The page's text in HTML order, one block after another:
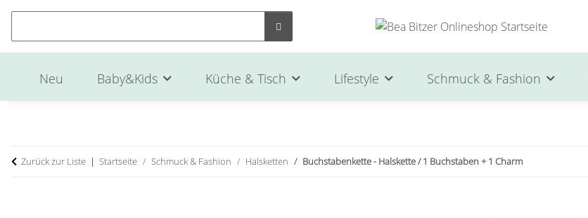
Neu Baby&Kids Küche & Tisch Lifestyle Schmuck & Fashion
Zurück zur Liste Startseite Schmuck & Fashion Halsketten Buchstabenkette - Halskette / 1 Buchstaben + 1 Charm